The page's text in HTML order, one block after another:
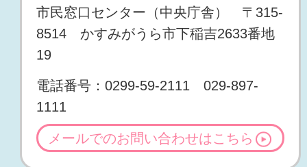
市民窓口センター（中央庁舎） 〒315-
8514 かすみがうら市下稲吉2633番地
19
電話番号：0299-59-2111 029-897-
1111
メールでのお問い合わせはこちら